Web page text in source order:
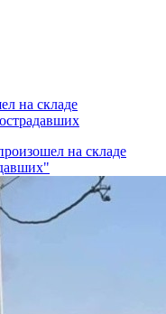
на складе
на складе